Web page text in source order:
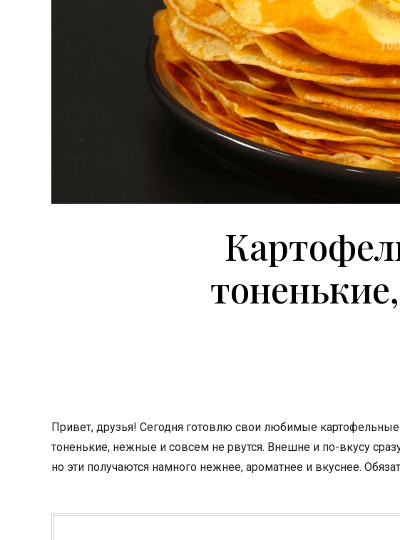
Привет, друзья! Сегодня готовлю свои любимые картофельные
тоненькие, нежные и совсем не рвутся. Внешне и по-вкусу
но эти получаются намного нежнее, ароматнее и вкуснее.